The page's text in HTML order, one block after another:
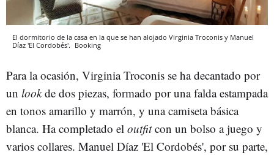
El dormitorio de la casa en la que se han alojado Virginia Troconis y Manuel
Díaz 'El Cordobés'. Booking
Para la ocasión, Virginia Troconis se ha decantado por
un lookde dos piezas, formado por una falda estampada
en tonos amarillo y marrón, y una camiseta básica
blanca. Ha completado el outfitcon un bolso a juego y
varios collares. Manuel Díaz 'El Cordobés', por su parte,